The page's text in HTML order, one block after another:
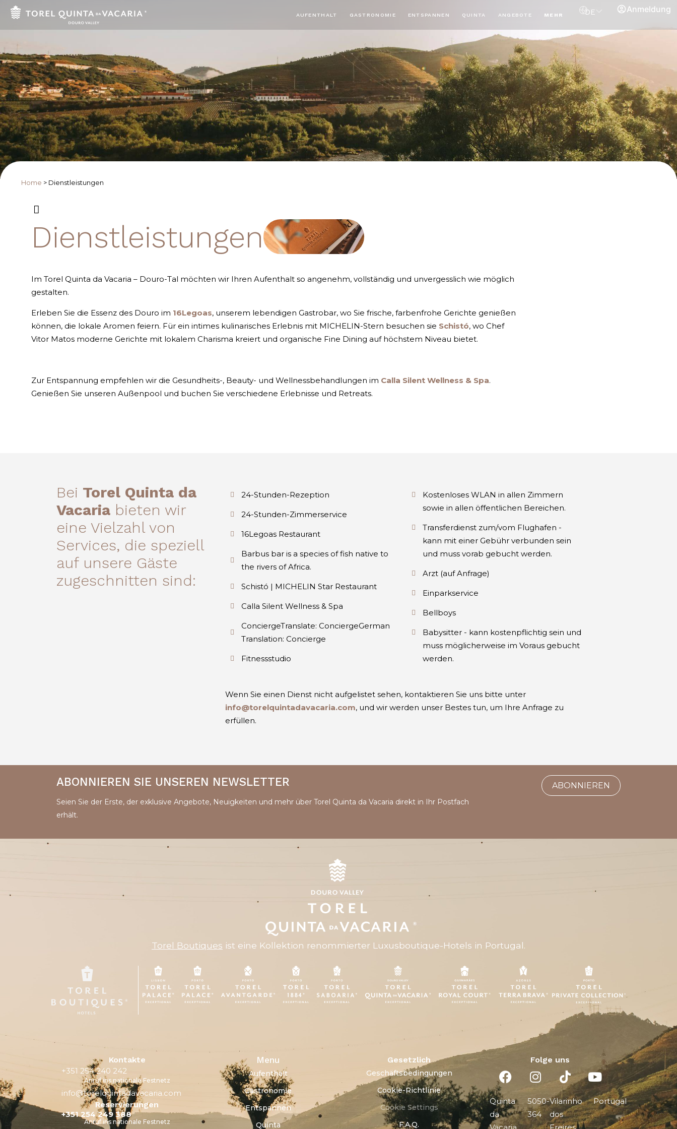
AUFENTHALT GASTRONOMIE ENTSPANNEN QUINTA ANGEBOTE MEHR DE Anmeldung
Home > Dienstleistungen
Dienstleistungen
Im Torel Quinta da Vacaria – Douro-Tal möchten wir Ihren Aufenthalt so angenehm, vollständig und unvergesslich wie möglich
gestalten.
Erleben Sie die Essenz des Douro im 16Legoas, unserem lebendigen Gastrobar, wo Sie frische, farbenfrohe Gerichte genießen
können, die lokale Aromen feiern. Für ein intimes kulinarisches Erlebnis mit MICHELIN-Stern besuchen sie Schistó, wo Chef
Vitor Matos moderne Gerichte mit lokalem Charisma kreiert und organische Fine Dining auf höchstem Niveau bietet.
Zur Entspannung empfehlen wir die Gesundheits-, Beauty- und Wellnessbehandlungen im Calla Silent Wellness & Spa.
Genießen Sie unseren Außenpool und buchen Sie verschiedene Erlebnisse und Retreats.
Bei Torel Quinta da
Vacaria bieten wir
eine Vielzahl von
Services, die speziell
auf unsere Gäste
zugeschnitten sind:
24-Stunden-Rezeption
24-Stunden-Zimmerservice
16Legoas Restaurant
Barbus bar is a species of fish native to
the rivers of Africa.
Schistó | MICHELIN Star Restaurant
Calla Silent Wellness & Spa
ConciergeTranslate: ConciergeGerman
Translation: Concierge
Fitnessstudio
Kostenloses WLAN in allen Zimmern
sowie in allen öffentlichen Bereichen.
Transferdienst zum/vom Flughafen -
kann mit einer Gebühr verbunden sein
und muss vorab gebucht werden.
Arzt (auf Anfrage)
Einparkservice
Bellboys
Babysitter - kann kostenpflichtig sein und
muss möglicherweise im Voraus gebucht
werden.
Wenn Sie einen Dienst nicht aufgelistet sehen, kontaktieren Sie uns bitte unter
info@torelquintadavacaria.com, und wir werden unser Bestes tun, um Ihre Anfrage zu
erfüllen.
ABONNIEREN SIE UNSEREN NEWSLETTER
Seien Sie der Erste, der exklusive Angebote, Neuigkeiten und mehr über Torel Quinta da Vacaria direkt in Ihr Postfach
erhält.
ABONNIEREN
Torel Boutiques ist eine Kollektion renommierter Luxusboutique-Hotels in Portugal.
Kontakte
+351 254 240 242
Anruf ins nationale Festnetz
info@torelquintadavacaria.com
Reservierungen
+351 254 249 388
Anruf ins nationale Festnetz
Menu
Aufenthalt
Gastronomie
Entspannen
Quinta
Gesetzlich
Geschäftsbedingungen
Cookie-Richtlinie
Cookie Settings
F.A.Q.
Folge uns
Quinta
da
5050-
364
Vilarinho
dos
Portugal